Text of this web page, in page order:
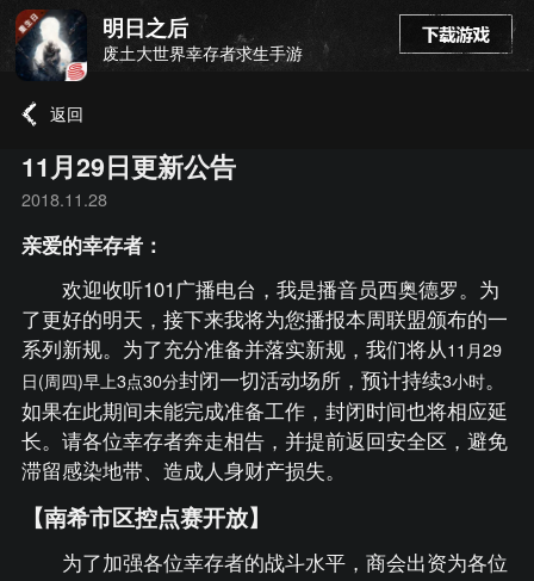
明日之后
废土大世界幸存者求生手游
返回
11月29日更新公告
2018.11.28
亲爱的幸存者：
欢迎收听101广播电台，我是播音员西奥德罗。为
了更好的明天，接下来我将为您播报本周联盟颁布的一
系列新规。为了充分准备并落实新规，我们将从11月29
日(周四)早上3点30分封闭一切活动场所，预计持续3小时。
如果在此期间未能完成准备工作，封闭时间也将相应延
长。请各位幸存者奔走相告，并提前返回安全区，避免
滞留感染地带、造成人身财产损失。
【南希市区控点赛开放】
为了加强各位幸存者的战斗水平，商会出资为各位